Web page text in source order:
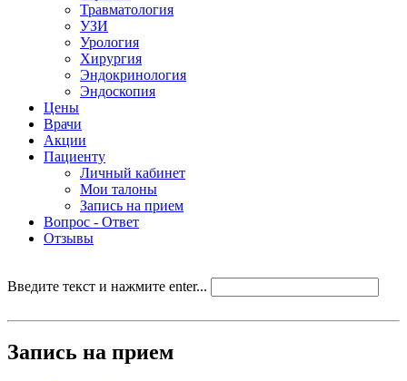
Травматология
УЗИ
Урология
Хирургия
Эндокринология
Эндоскопия
Цены
Врачи
Акции
Пациенту
Личный кабинет
Мои талоны
Запись на прием
Вопрос - Ответ
Отзывы
Введите текст и нажмите enter...
Запись на прием